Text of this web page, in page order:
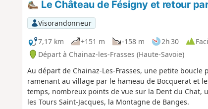
Le Château de Fésigny et retour
Visorandonneur
7,17 km
+151 m -158 m 2h 30
Départ à Chainaz-les-Frasses (Haute-Savoie)
Au départ de Chainaz-Les-Frasses, une petite boucle
ramenant au village par le hameau de Bocquerat et
temps, nombreux points de vue sur la Dent du Chat,
les Tours Saint-Jacques, la Montagne de Banges.